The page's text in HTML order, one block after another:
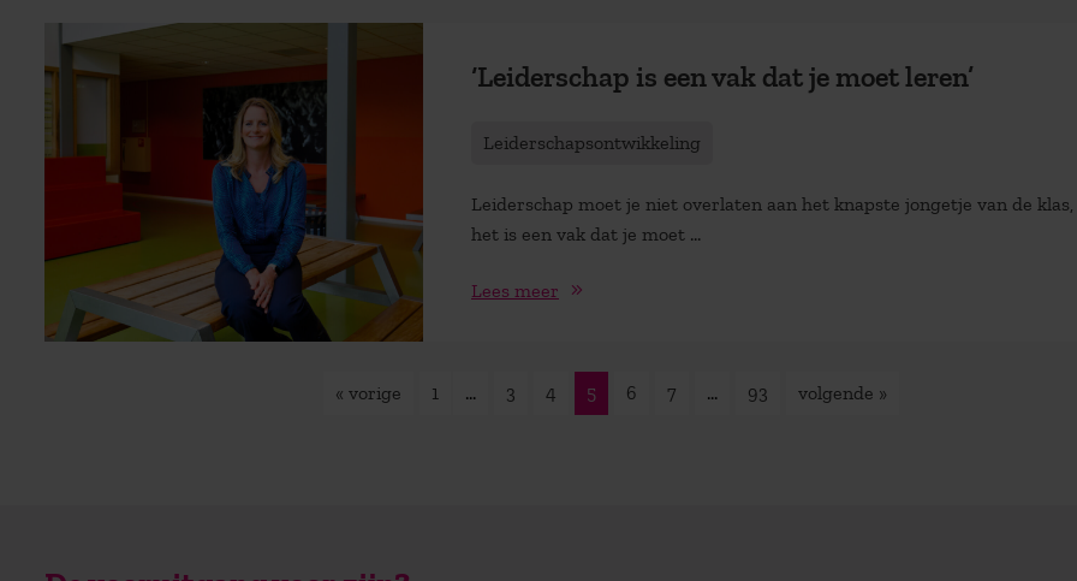
‘Leiderschap is een vak dat je moet leren’
Leiderschapsontwikkeling
Leiderschap moet je niet overlaten aan het knapste jongetje van de
het is een vak dat je moet ...
Lees meer
« vorige 1 … 3 4 5 6 7 … 93 volgende »